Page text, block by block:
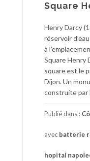
Square
Henry Darcy
réservoir
à
Square Henry
square est le
Dijon. Un
construite par
Publié dans :
avec batterie
hopital